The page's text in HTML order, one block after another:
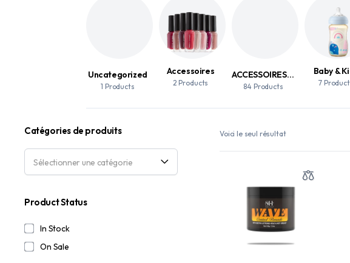
Uncategorized
1 Products
Accessoires
2 Products
ACCESSOIRES DE MAQUILLAGE
84 Products
Baby &
7
Voici le seul résultat
Catégories de produits
Sélectionner une catégorie
Product Status
In Stock
On Sale